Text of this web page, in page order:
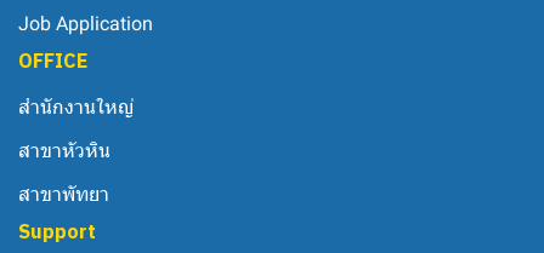
Job Application
OFFICE
สำนักงานใหญ่
สาขาหัวหิน
สาขาพัทยา
Support